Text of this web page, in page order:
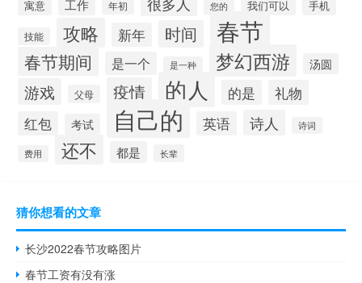
寓意 工作 年初 您的 我们可以 手机
技能 攻略 新年 时间 春节
春节期间 是一个 是一种 梦幻西游 汤圆
游戏 父母 疫情 的人 的是 礼物
红包 考试 自己的 英语 诗人 诗词
费用 还不 都是 长辈
猜你想看的文章
长沙2022春节攻略图片
春节工资有没有涨